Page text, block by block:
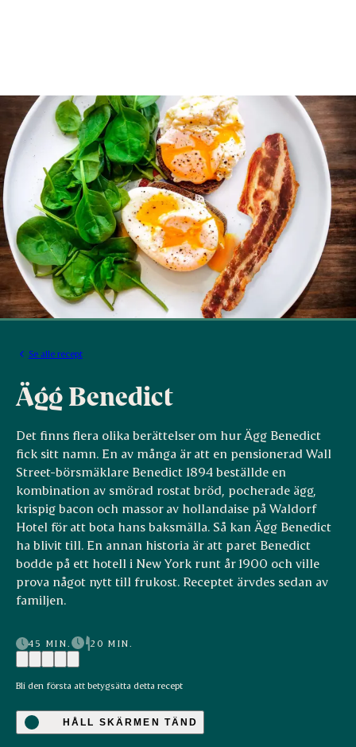
Se alle recept
Ägg Benedict
Det finns flera olika berättelser om hur Ägg Benedict
fick sitt namn. En av många är att en pensionerad Wall
Street-börsmäklare Benedict 1894 beställde en
kombination av smörad rostat bröd, pocherade ägg,
krispig bacon och massor av hollandaise på Waldorf
Hotel för att bota hans baksmälla. Så kan Ägg Benedict
ha blivit till. En annan historia är att paret Benedict
bodde på ett hotell i New York runt år 1900 och ville
prova något nytt till frukost. Receptet ärvdes sedan av
familjen.
45 MIN. 20 MIN.
Bli den första att betygsätta detta recept
HÅLL SKÄRMEN TÄND